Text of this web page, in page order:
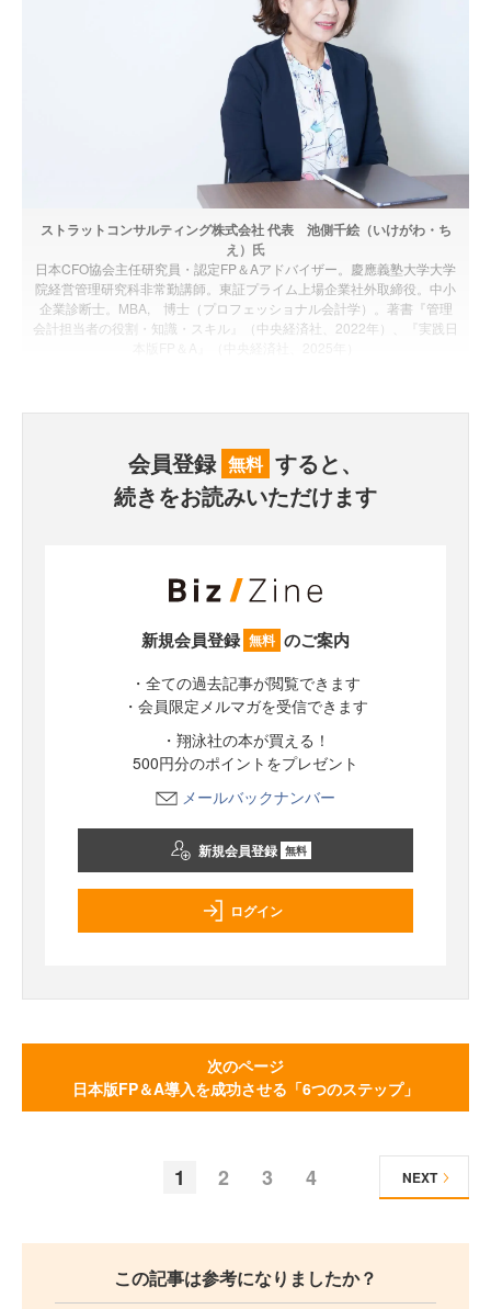
ストラットコンサルティング株式会社 代表 池側千絵（いけがわ・ち
え）氏
日本CFO協会主任研究員・認定FP＆Aアドバイザー。慶應義塾大学大学
院経営管理研究科非常勤講師。東証プライム上場企業社外取締役。中小
企業診断士。MBA, 博士（プロフェッショナル会計学）。著書『管理
会計担当者の役割・知識・スキル』（中央経済社、2022年）、『実践日
会員登録 無料 すると、
続きをお読みいただけます
新規会員登録 無料 のご案内
・全ての過去記事が閲覧できます
・会員限定メルマガを受信できます
・翔泳社の本が買える！
500円分のポイントをプレゼント
メールバックナンバー
新規会員登録 無料
ログイン
次のページ
日本版FP＆A導入を成功させる「6つのステップ」
1 2 3 4 NEXT
この記事は参考になりましたか？